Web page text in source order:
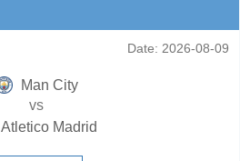
Date: 2026-08-09
Man City
vs
Atletico Madrid